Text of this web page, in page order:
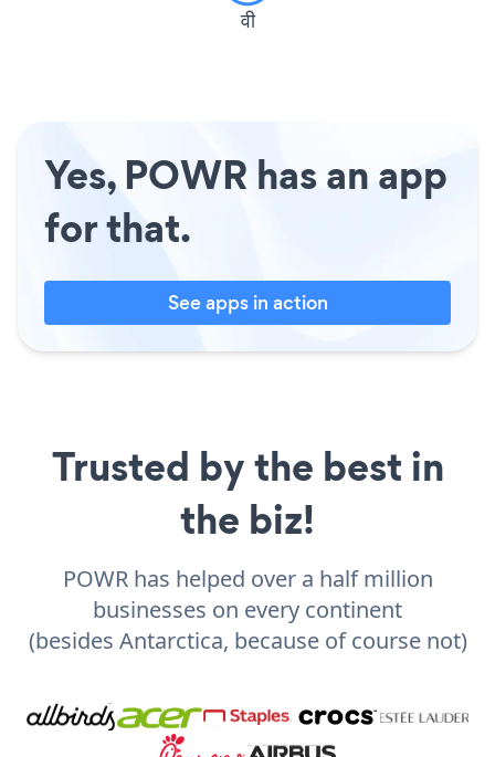
वी
Yes, POWR has an app
for that.
See apps in action
Trusted by the best in
the biz!
POWR has helped over a half million
businesses on every continent
(besides Antarctica, because of course not)